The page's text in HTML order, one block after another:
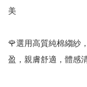
美
🌹選用高質純棉縐紗
盈，親膚舒適，體感